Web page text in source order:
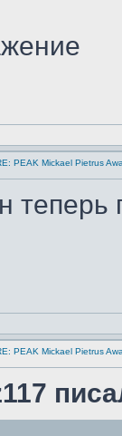
PEAK Mickael Pietrus
теперь
PEAK Mickael Pietrus